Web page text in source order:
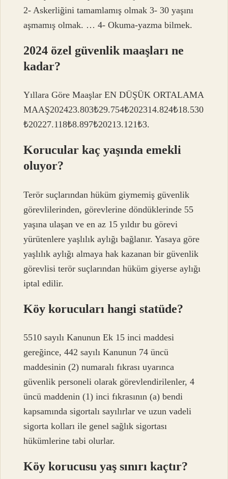
2- Askerliğini tamamlamış olmak 3- 30 yaşını
aşmamış olmak. … 4- Okuma-yazma bilmek.
2024 özel güvenlik maaşları ne
kadar?
Yıllara Göre Maaşlar EN DÜŞÜK ORTALAMA
MAAŞ202423.803₺29.754₺202314.824₺18.530
₺20227.118₺8.897₺20213.121₺3.
Korucular kaç yaşında emekli
oluyor?
Terör suçlarından hüküm giymemiş güvenlik
görevlilerinden, görevlerine döndüklerinde 55
yaşına ulaşan ve en az 15 yıldır bu görevi
yürütenlere yaşlılık aylığı bağlanır. Yasaya göre
yaşlılık aylığı almaya hak kazanan bir güvenlik
görevlisi terör suçlarından hüküm giyerse aylığı
iptal edilir.
Köy korucuları hangi statüde?
5510 sayılı Kanunun Ek 15 inci maddesi
gereğince, 442 sayılı Kanunun 74 üncü
maddesinin (2) numaralı fıkrası uyarınca
güvenlik personeli olarak görevlendirilenler, 4
üncü maddenin (1) inci fıkrasının (a) bendi
kapsamında sigortalı sayılırlar ve uzun vadeli
sigorta kolları ile genel sağlık sigortası
hükümlerine tabi olurlar.
Köy korucusu yaş sınırı kaçtır?